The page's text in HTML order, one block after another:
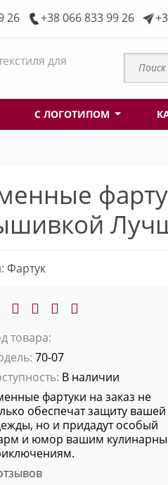
26 +38 066 833 99 26
для
С ЛОГОТИПОМ
Фартук
товара:
70-07
В наличии
фартуки на заказ не
обеспечат защиту вашей
но и придадут особый
и юмор вашим